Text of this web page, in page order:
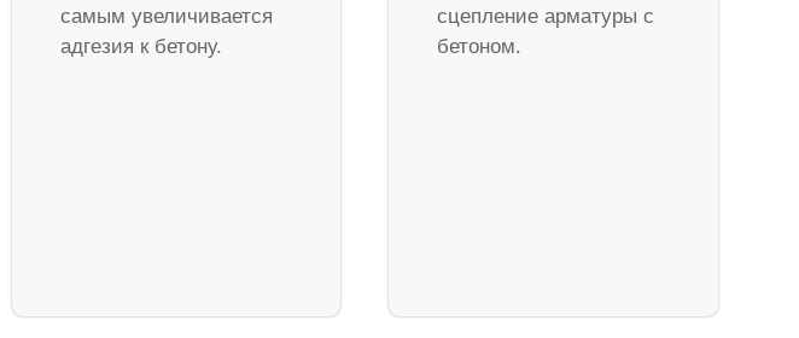
самым увеличивается
адгезия к бетону.
сцепление арматуры с
бетоном.